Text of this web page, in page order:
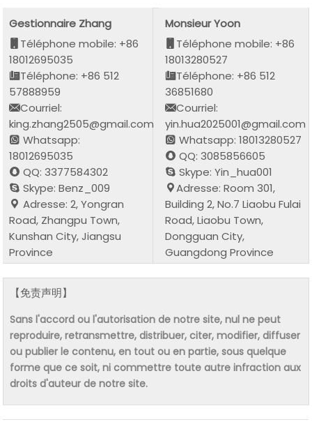
Gestionnaire Zhang
Téléphone mobile: +86
18012695035
Téléphone: +86 512
57888959
Courriel:
king.zhang2505@gmail.com
Whatsapp:
18012695035
QQ: 3377584302
Skype: Benz_009
Adresse: 2, Yongran
Road, Zhangpu Town,
Kunshan City, Jiangsu
Province
Monsieur Yoon
Téléphone mobile: +86
18013280527
Téléphone: +86 512
36851680
Courriel:
yin.hua2025001@gmail.com
Whatsapp: 18013280527
QQ: 3085856605
Skype: Yin_hua001
Adresse: Room 301,
Building 2, No.7 Liaobu Fulai
Road, Liaobu Town,
Dongguan City,
Guangdong Province
【免责声明】
Sans l'accord ou l'autorisation de notre site, nul ne peut
reproduire, retransmettre, distribuer, citer, modifier, diffuser
ou publier le contenu, en tout ou en partie, sous quelque
forme que ce soit, ni commettre toute autre infraction aux
droits d'auteur de notre site.